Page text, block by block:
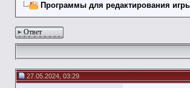
Программы для редактирования
Ответ
27.05.2024, 03:29